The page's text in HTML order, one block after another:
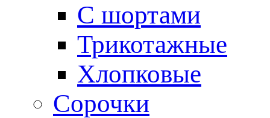
С шортами
Трикотажные
Хлопковые
Сорочки